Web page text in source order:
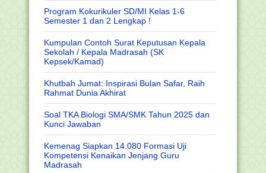
Program Kokurikuler SD/MI Kelas 1-6
Semester 1 dan 2 Lengkap !
Kumpulan Contoh Surat Keputusan Kepala
Sekolah / Kepala Madrasah (SK
Kepsek/Kamad)
Khutbah Jumat: Inspirasi Bulan Safar, Raih
Rahmat Dunia Akhirat
Soal TKA Biologi SMA/SMK Tahun 2025 dan
Kunci Jawaban
Kemenag Siapkan 14.080 Formasi Uji
Kompetensi Kenaikan Jenjang Guru
Madrasah